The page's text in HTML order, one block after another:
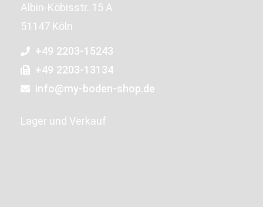
Albin-Köbisstr. 15 A
51147 Köln
+49 2203-15243
+49 2203-13134
info@my-boden-shop.de
Lager und Verkauf